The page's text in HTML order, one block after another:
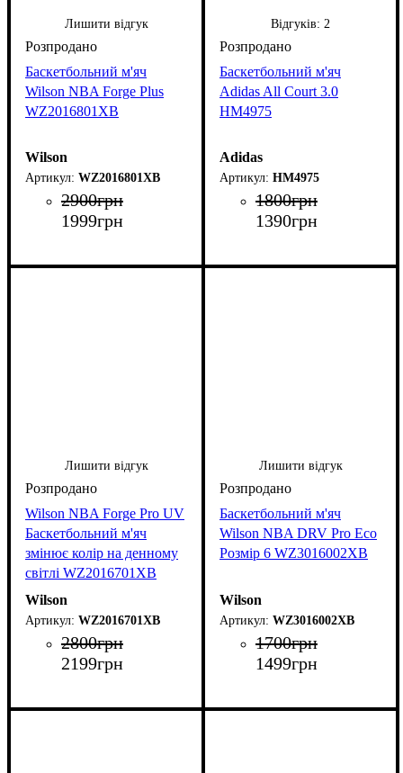
Лишити відгук
Баскетбольний м'яч
Wilson NBA Forge Plus
WZ2016801XB
Wilson
WZ2016801XB
2900грн
1999грн
Відгуків: 2
Баскетбольний м'яч
Adidas All Court 3.0
HM4975
Adidas
HM4975
1800грн
1390грн
Лишити відгук
Wilson NBA Forge Pro UV
Баскетбольний м'яч
змінює колір на денному
світлі WZ2016701XB
Wilson
WZ2016701XB
2800грн
2199грн
Лишити відгук
Баскетбольний м'яч
Wilson NBA DRV Pro Eco
Розмір 6 WZ3016002XB
Wilson
WZ3016002XB
1700грн
1499грн